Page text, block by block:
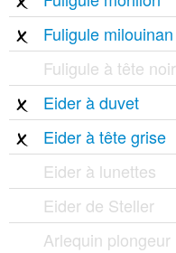
Fuligule milouinan
Fuligule à tête
Eider à duvet
Eider à tête grise
Eider à lunettes
Eider de Steller
Arlequin plongeur